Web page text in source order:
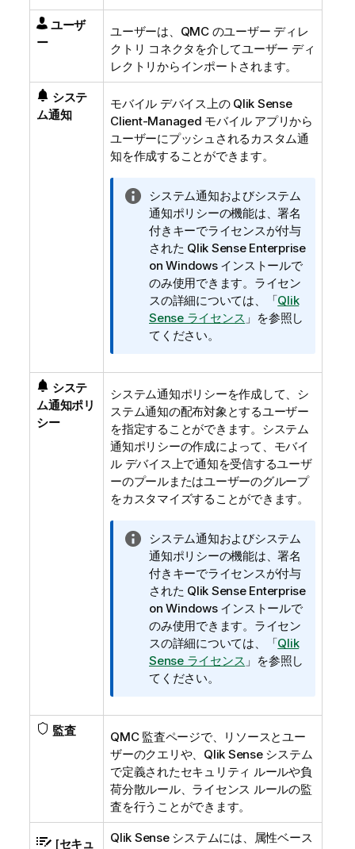
ユーザ
ー
ユーザーは、 QMCのユーザー ディレ
クトリ コネクタを介してユーザー ディ
レクトリからインポートされます。
システ
ム通知
モバイル デバイス上の Qlik Sense
Client-Managed モバイルアプリから
ユーザーにプッシュされるカスタム通
知を作成することができます。
情
報
メ
モ
システム通知およびシステム
通知ポリシーの機能は、署名
付きキーでライセンスが付与
された Qlik Sense Enterprise
on Windowsインストールで
のみ使用できます。ライセン
スの詳細については、
「Qlik
Sense ライセンス 」を参照し
てください。
システ
ム通知ポリ
シー
システム通知ポリシーを作成して、シ
ステム通知の配布対象とするユーザー
を指定することができます。システム
通知ポリシーの作成によって、モバイ
ル デバイス上で通知を受信するユーザ
ーのプールまたはユーザーのグループ
をカスタマイズすることができます。
情
報
メ
モ
システム通知およびシステム
通知ポリシーの機能は、署名
付きキーでライセンスが付与
された Qlik Sense Enterprise
on Windowsインストールで
のみ使用できます。ライセン
スの詳細については、
「Qlik
Sense ライセンス 」を参照し
てください。
監査 QMC監査ページで、リソースとユー
ザーのクエリや、 Qlik Senseシステム
で定義されたセキュリティ ルールや負
荷分散ルール、ライセンス ルールの監
査を行うことができます。
[セキュ
Qlik Senseシステムには、属性ベース